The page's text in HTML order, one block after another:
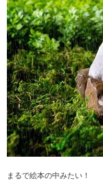
まるで絵本の中みたい！